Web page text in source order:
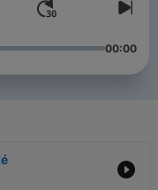
00:00